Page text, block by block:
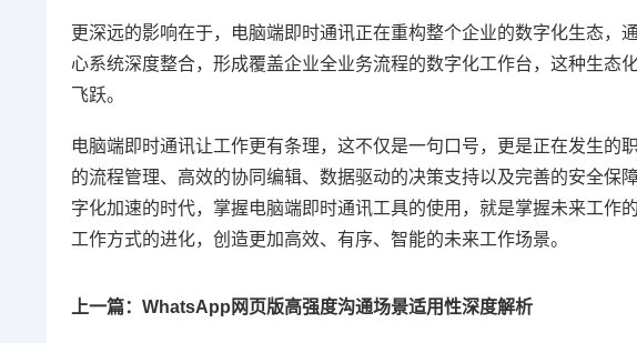
更深远的影响在于，电脑端即时通讯正在重构整个企业的数字化生态
心系统深度整合，形成覆盖企业全业务流程的数字化工作台，这种生态
飞跃。
电脑端即时通讯让工作更有条理，这不仅是一句口号，更是正在发生的
的流程管理、高效的协同编辑、数据驱动的决策支持以及完善的安全保
字化加速的时代，掌握电脑端即时通讯工具的使用，就是掌握未来工作
工作方式的进化，创造更加高效、有序、智能的未来工作场景。
上一篇：WhatsApp网页版高强度沟通场景适用性深度解析